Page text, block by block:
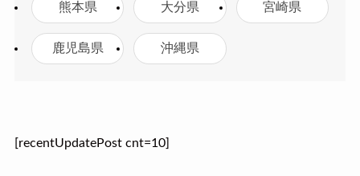
熊本県 大分県 宮崎県
鹿児島県 沖縄県
[recentUpdatePost cnt=10]